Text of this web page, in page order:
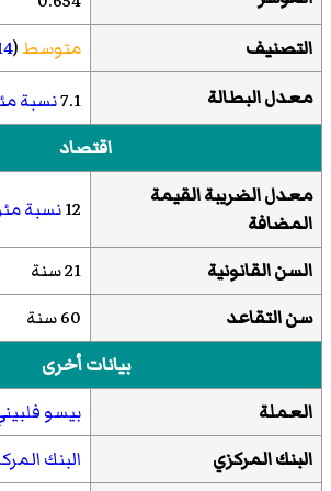
التصنيف متوسط(
معدل البطالة
7.1نسبة
اقتصاد
معدل الضريبة القيمة
المضافة
12نسبة
السن القانونية
21 سنة
سن التقاعد
60 سنة
بيانات أخرى
العملة
بيسو
البنك المركزي
البنك